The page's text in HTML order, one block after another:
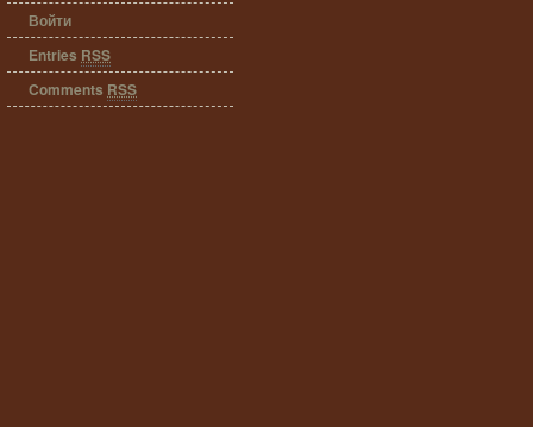
Войти
Entries RSS
Comments RSS